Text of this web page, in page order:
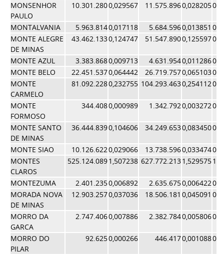
MONSENHOR
PAULO
10.301.2800,029567 11.575.8960,028205
MONTALVANIA 5.963.8140,017118 5.684.5960,013851
MONTE ALEGRE
DE MINAS
43.462.1330,124747 51.547.8900,125597
MONTE AZUL 3.383.8680,009713 4.631.9540,011286
MONTE BELO
22.451.5370,064442 26.719.7570,065103
MONTE
CARMELO
81.092.2280,232755 104.293.4630,254112
MONTE
FORMOSO
344.4080,000989 1.342.7920,003272
MONTE SANTO
DE MINAS
36.444.8390,104606 34.249.6530,083450
MONTE SIAO 10.126.6220,029066 13.738.5960,033474
MONTES
CLAROS
525.124.0891,507238 627.772.2131,529575
MONTEZUMA 2.401.2350,006892 2.635.6750,006422
MORADA NOVA
DE MINAS
12.903.2570,037036 18.506.181 0,045091
MORRO DA
GARCA
2.747.4060,007886 2.382.7840,005806
MORRO DO
PILAR
92.6250,000266 446.4170,001088